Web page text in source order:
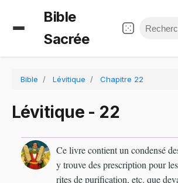
Bible
Sacrée
Bible Lévitique Chapitre 22
Lévitique - 22
Ce livre contient un condensé
y trouve des prescription pour
rites de purification, etc. que